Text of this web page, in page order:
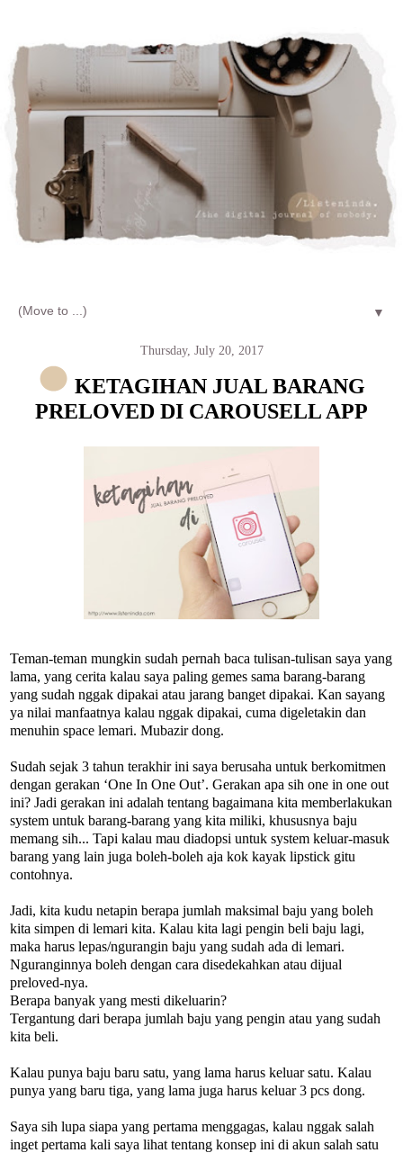
▼
Thursday, July 20, 2017
KETAGIHAN JUAL BARANG
PRELOVED DI CAROUSELL APP
Teman-teman mungkin sudah pernah baca tulisan-tulisan saya yang
lama, yang cerita kalau saya paling gemes sama barang-barang
yang sudah nggak dipakai atau jarang banget dipakai. Kan sayang
ya nilai manfaatnya kalau nggak dipakai, cuma digeletakin dan
menuhin space lemari. Mubazir dong.
Sudah sejak 3 tahun terakhir ini saya berusaha untuk berkomitmen
dengan gerakan ‘One In One Out’. Gerakan apa sih one in one out
ini? Jadi gerakan ini adalah tentang bagaimana kita memberlakukan
system untuk barang-barang yang kita miliki, khususnya baju
memang sih... Tapi kalau mau diadopsi untuk system keluar-masuk
barang yang lain juga boleh-boleh aja kok kayak lipstick gitu
contohnya.
Jadi, kita kudu netapin berapa jumlah maksimal baju yang boleh
kita simpen di lemari kita. Kalau kita lagi pengin beli baju lagi,
maka harus lepas/ngurangin baju yang sudah ada di lemari.
Nguranginnya boleh dengan cara disedekahkan atau dijual
preloved-nya.
Berapa banyak yang mesti dikeluarin?
Tergantung dari berapa jumlah baju yang pengin atau yang sudah
kita beli.
Kalau punya baju baru satu, yang lama harus keluar satu. Kalau
punya yang baru tiga, yang lama juga harus keluar 3 pcs dong.
Saya sih lupa siapa yang pertama menggagas, kalau nggak salah
inget pertama kali saya lihat tentang konsep ini di akun salah satu